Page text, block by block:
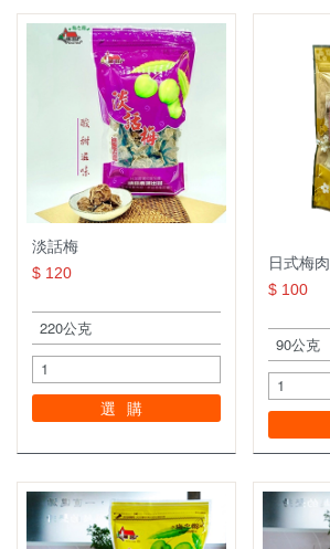
淡話梅
$ 120
選購
日式梅肉
$ 100